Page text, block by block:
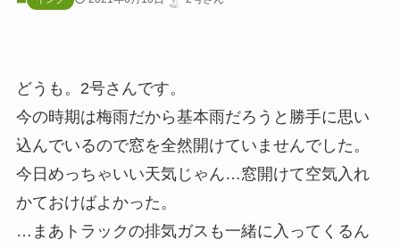
どうも。2号さんです。
今の時期は梅雨だから基本雨だろうと勝手に思い
込んでいるので窓を全然開けていませんでした。
今日めっちゃいい天気じゃん…窓開けて空気入れ
かておけばよかった。
…まあトラックの排気ガスも一緒に入ってくるん